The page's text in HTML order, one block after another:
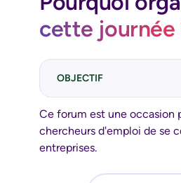
cette journée
OBJECTIF
Ce forum est une occasion
chercheurs d'emploi de se
entreprises.